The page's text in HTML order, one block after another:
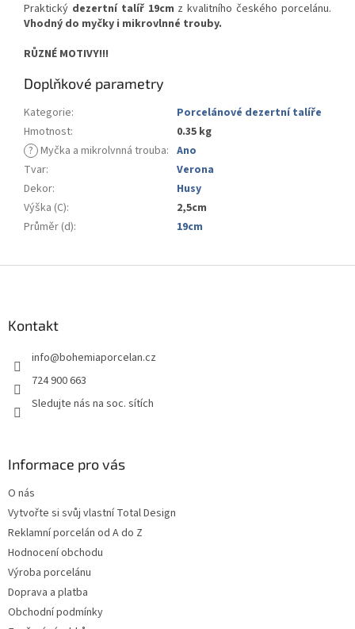
Praktický dezertní talíř 19cm z kvalitního českého porcelánu.
Vhodný do myčky i mikrovlnné trouby.
RŮZNÉ MOTIVY!!!
Doplňkové parametry
Kategorie:
Porcelánové dezertní talíře
Hmotnost:
0.35 kg
? Myčka a mikrolvnná trouba: Ano
Tvar:
Verona
Dekor:
Husy
Výška (C):
2,5cm
Průměr (d): 19cm
Kontakt
info@bohemiaporcelan.cz
724 900 663
Sledujte nás na soc. sítích
Informace pro vás
O nás
Vytvořte si svůj vlastní Total Design
Reklamní porcelán od A do Z
Hodnocení obchodu
Výroba porcelánu
Doprava a platba
Obchodní podmínky